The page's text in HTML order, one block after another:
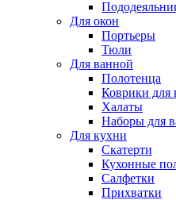
Для окон
Портьеры
Тюли
Для ванной
Полотенца
Коврики для
Халаты
Наборы для
Для кухни
Скатерти
Кухонные
Салфетки
Прихватки